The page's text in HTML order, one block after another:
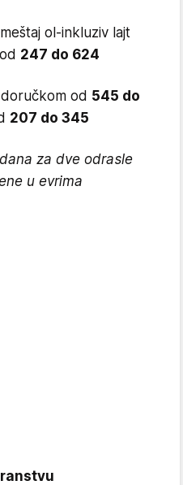
ol-inkluziv lajt
247 do 624
od 545 do
207 do 345
za dve odrasle
u evrima